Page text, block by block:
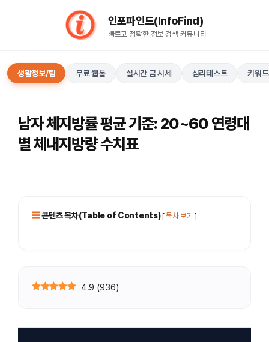
인포파인드(InfoFind)​​​​
빠르고 정확한 정보 검색 커뮤니티
생활정보/팁 무료 웹툴 실시간 금 시세 심리테스트 키워
남자 체지방률 평균 기준: 20~60 연령대
별 체내지방량 수치표
콘텐츠 목차(Table of Contents)[목차 보기 ]
4.9 (936)